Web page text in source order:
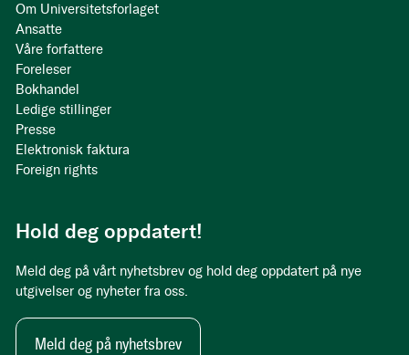
Om Universitetsforlaget
Ansatte
Våre forfattere
Foreleser
Bokhandel
Ledige stillinger
Presse
Elektronisk faktura
Foreign rights
Hold deg oppdatert!
Meld deg på vårt nyhetsbrev og hold deg oppdatert på nye
utgivelser og nyheter fra oss.
Meld deg på nyhetsbrev